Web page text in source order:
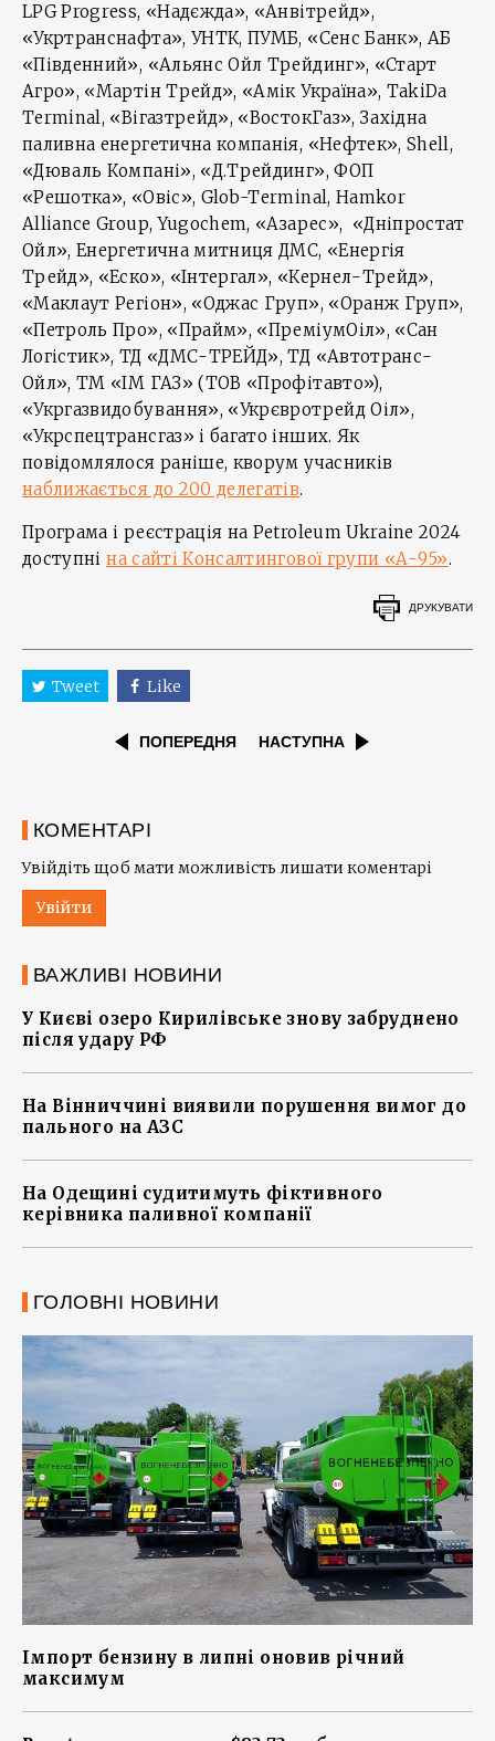
LPG Progress, «Надєжда», «Анвітрейд»,
«Укртранснафта», УНТК, ПУМБ, «Сенс Банк», АБ
«Південний», «Альянс Ойл Трейдинг», «Старт
Агро», «Мартін Трейд», «Амік Україна», TakiDa
Terminal, «Вігазтрейд», «ВостокГаз», Західна
паливна енергетична компанія, «Нефтек», Shell,
«Дюваль Компані», «Д.Трейдинг», ФОП
«Решотка», «Овіс», Glob-Terminal, Hamkor
Alliance Group, Yugochem, «Азарес», «Дніпростат
Ойл», Енергетична митниця ДМС, «Енергія
Трейд», «Еско», «Інтергал», «Кернел-Трейд»,
«Маклаут Регіон», «Оджас Груп», «Оранж Груп»,
«Петроль Про», «Прайм», «ПреміумОіл», «Сан
Логістик», ТД «ДМС-ТРЕЙД», ТД «Автотранс-
Ойл», ТМ «ІМ ГАЗ» (ТОВ «Профітавто»),
«Укргазвидобування», «Укрєвротрейд Оіл»,
«Укрспецтрансгаз» і багато інших. Як
повідомлялося раніше, кворум учасників
наближається до 200 делегатів.
Програма і реєстрація на Petroleum Ukraine 2024
доступніна сайті Консалтингової групи «А-95».
ДРУКУВАТИ
Tweet Like
ПОПЕРЕДНЯ НАСТУПНА
КОМЕНТАРІ
Увійдіть щоб мати можливість лишати коментарі
Увійти
ВАЖЛИВІ НОВИНИ
У Києві озеро Кирилівське знову забруднено
після удару РФ
На Вінниччині виявили порушення вимог до
пального на АЗС
На Одещині судитимуть фіктивного
керівника паливної компанії
ГОЛОВНІ НОВИНИ
Імпорт бензину в липні оновив річний
максимум